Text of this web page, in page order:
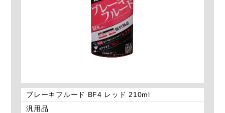
ブレーキフルード BF4 レッド 210ml
汎用品